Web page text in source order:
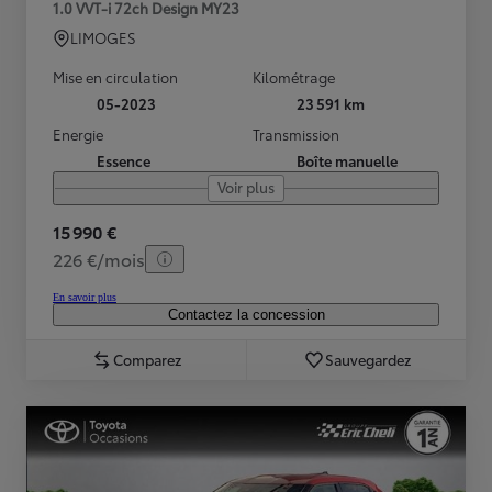
1.0 VVT-i 72ch Design MY23
LIMOGES
Mise en circulation
05-2023
Kilométrage
23 591 km
Energie
Essence
Transmission
Boîte manuelle
Voir plus
15 990 €
226 €/mois
En savoir plus
Contactez la concession
Comparez Sauvegardez